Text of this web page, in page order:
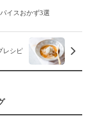
イスおかず3選
レシピ